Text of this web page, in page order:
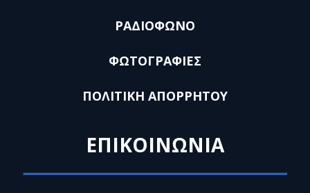
ΡΑΔΙΟΦΩΝΟ
ΦΩΤΟΓΡΑΦΙΕΣ
ΠΟΛΙΤΙΚΗ ΑΠΟΡΡΗΤΟΥ
ΕΠΙΚΟΙΝΩΝΙΑ